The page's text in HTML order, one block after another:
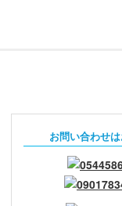
お問い合わせ